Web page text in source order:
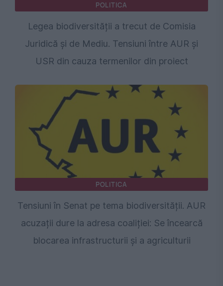
POLITICA
Legea biodiversității a trecut de Comisia
Juridică și de Mediu. Tensiuni între AUR și
USR din cauza termenilor din proiect
POLITICA
Tensiuni în Senat pe tema biodiversității. AUR
acuzații dure la adresa coaliției: Se încearcă
blocarea infrastructurii și a agriculturii